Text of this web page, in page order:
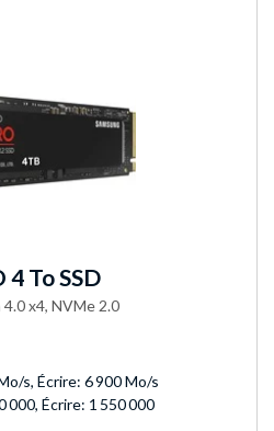
4 To SSD
x4, NVMe 2.0
s, Écrire: 6 900 Mo/s
000, Écrire: 1 550 000